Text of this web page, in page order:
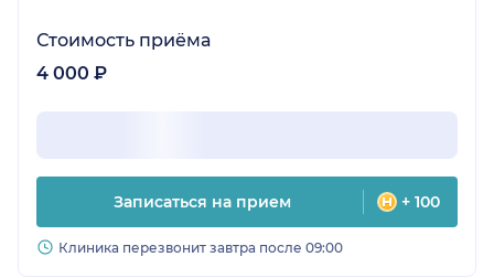
Стоимость приёма
4 000 ₽
Записаться на прием + 100
Клиника перезвонит завтра после 09:00